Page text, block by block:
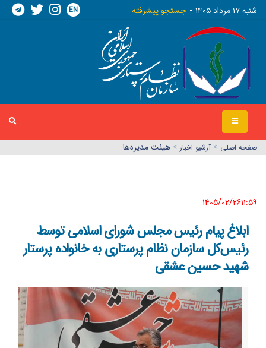
شنبه ١٧ مرداد ١٤٠٥ جستجو پیشرفته EN
صفحه اصلي > آرشیو اخبار > هیئت مدیره‌ها
1405/02/26١١:٥٩
ابلاغ پیام رئیس مجلس شورای اسلامی توسط
رئیس‌کل سازمان نظام پرستاری به خانواده پرستار
شهید حسین عشقی